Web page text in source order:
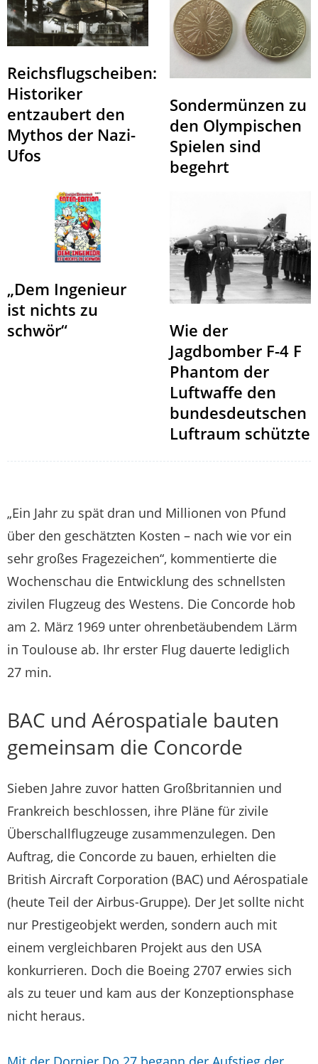
Reichsflugscheiben:
Historiker
entzaubert den
Mythos der Nazi-
Ufos
Sondermünzen zu
den Olympischen
Spielen sind
begehrt
„Dem Ingenieur
ist nichts zu
schwör“
Wie der
Jagdbomber F-4 F
Phantom der
Luftwaffe den
bundesdeutschen
Luftraum schützte
„Ein Jahr zu spät dran und Millionen von Pfund
über den geschätzten Kosten – nach wie vor ein
sehr großes Fragezeichen“, kommentierte die
Wochenschau die Entwicklung des schnellsten
zivilen Flugzeug des Westens. Die Concorde hob
am 2. März 1969 unter ohrenbetäubendem Lärm
in Toulouse ab. Ihr erster Flug dauerte lediglich
27 min.
BAC und Aérospatiale bauten
gemeinsam die Concorde
Sieben Jahre zuvor hatten Großbritannien und
Frankreich beschlossen, ihre Pläne für zivile
Überschallflugzeuge zusammenzulegen. Den
Auftrag, die Concorde zu bauen, erhielten die
British Aircraft Corporation (BAC) und Aérospatiale
(heute Teil der Airbus-Gruppe). Der Jet sollte nicht
nur Prestigeobjekt werden, sondern auch mit
einem vergleichbaren Projekt aus den USA
konkurrieren. Doch die Boeing 2707 erwies sich
als zu teuer und kam aus der Konzeptionsphase
nicht heraus.